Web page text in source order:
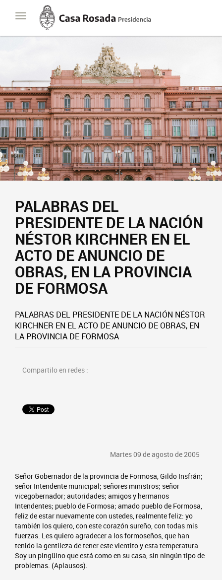
Toggle
navigation
Casa
Rosada
Presidencia
de
PALABRAS DEL
PRESIDENTE DE LA NACIÓN
NÉSTOR KIRCHNER EN EL
ACTO DE ANUNCIO DE
OBRAS, EN LA PROVINCIA
DE FORMOSA
PALABRAS DEL PRESIDENTE DE LA NACIÓN NÉSTOR
KIRCHNER EN EL ACTO DE ANUNCIO DE OBRAS, EN
LA PROVINCIA DE FORMOSA
Compartilo en redes :
Martes 09 de agosto de 2005
Señor Gobernador de la provincia de Formosa, Gildo Insfrán;
señor Intendente municipal; señores ministros; señor
vicegobernador; autoridades; amigos y hermanos
Intendentes; pueblo de Formosa; amado pueblo de Formosa,
feliz de estar nuevamente con ustedes, realmente feliz: yo
también los quiero, con este corazón sureño, con todas mis
fuerzas. Les quiero agradecer a los formoseños, que han
tenido la gentileza de tener este vientito y esta temperatura.
Soy un pingüino que está como en su casa, sin ningún tipo de
problemas. (Aplausos).